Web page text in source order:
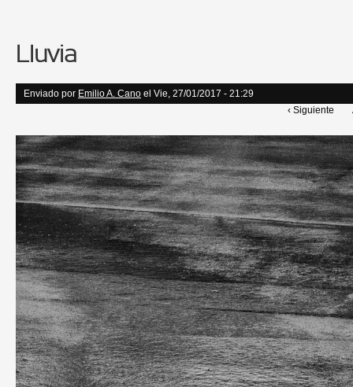
Lluvia
Enviado por Emilio A. Cano el Vie, 27/01/2017 - 21:29
‹ Siguiente